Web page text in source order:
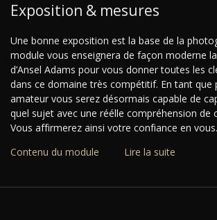
Exposition & mesures
Une bonne exposition est la base de la
module vous enseignera de façon moderne
d’Ansel Adams pour vous donner toutes les
dans ce domaine très compétitif. En tant que
amateur vous serez désormais capable de
quel sujet avec une réélle compréhension de
Vous affirmerez ainsi votre confiance en vous.
Contenu du module
Lire la suite